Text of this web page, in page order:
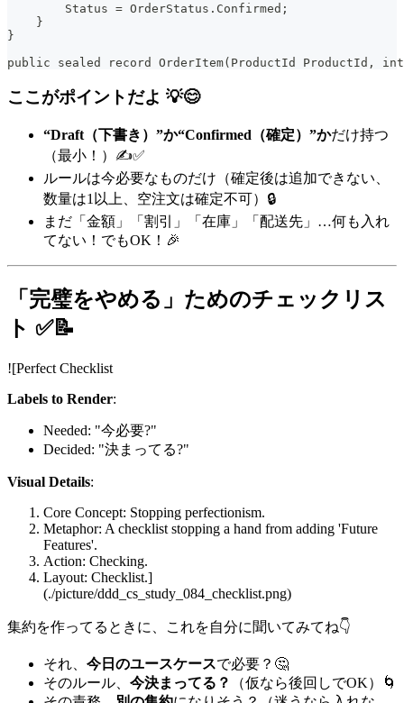
        Status = OrderStatus.Confirmed;
    }
}
public sealed record OrderItem(ProductId ProductId,
ここがポイントだよ 💡😊
“Draft（下書き）”か“Confirmed（確定）”かだけ持つ
（最小！）✍️✅
ルールは今必要なものだけ（確定後は追加できない、
数量は1以上、空注文は確定不可）🔒
まだ「金額」「割引」「在庫」「配送先」…何も入れ
てない！でもOK！🎉
「完璧をやめる」ためのチェックリス
ト ✅📝
![Perfect Checklist
Labels to Render:
Needed: "今必要?"
Decided: "決まってる?"
Visual Details:
Core Concept: Stopping perfectionism.
Metaphor: A checklist stopping a hand from adding 'Future
Features'.
Action: Checking.
Layout: Checklist.]
(./picture/ddd_cs_study_084_checklist.png)
集約を作ってるときに、これを自分に聞いてみてね👇
それ、 今日のユースケースで必要？🤔
そのルール、 今決まってる？
（仮なら後回しでOK）🌀